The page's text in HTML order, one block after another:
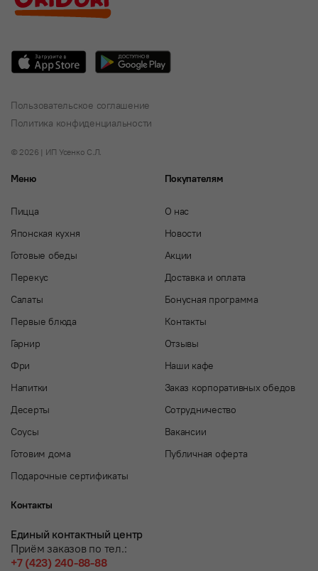
Пользовательское соглашение
Политика конфиденциальности
© 2026 | ИП Усенко С.Л.
Меню
Пицца
Японская кухня
Готовые обеды
Перекус
Салаты
Первые блюда
Гарнир
Фри
Напитки
Десерты
Соусы
Готовим дома
Подарочные сертификаты
Покупателям
О нас
Новости
Акции
Доставка и оплата
Бонусная программа
Контакты
Отзывы
Наши кафе
Заказ корпоративных обедов
Сотрудничество
Вакансии
Публичная оферта
Контакты
Единый контактный центр
Приём заказов по тел.:
+7 (423) 240-88-88